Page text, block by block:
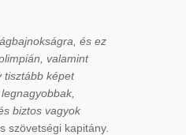
és ez
valamint
tisztább képet
biztos vagyok
szövetségi kapitány.